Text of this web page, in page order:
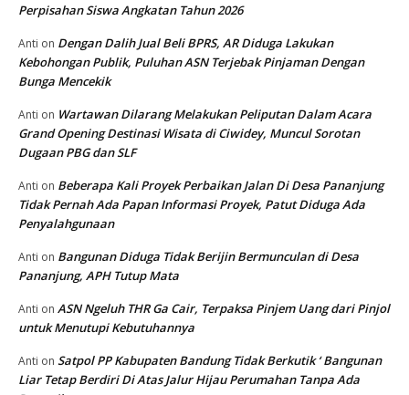
Perpisahan Siswa Angkatan Tahun 2026
Anti on Dengan Dalih Jual Beli BPRS, AR Diduga Lakukan
Kebohongan Publik, Puluhan ASN Terjebak Pinjaman Dengan
Bunga Mencekik
Anti on Wartawan Dilarang Melakukan Peliputan Dalam Acara
Grand Opening Destinasi Wisata di Ciwidey, Muncul Sorotan
Dugaan PBG dan SLF
Anti on Beberapa Kali Proyek Perbaikan Jalan Di Desa Pananjung
Tidak Pernah Ada Papan Informasi Proyek, Patut Diduga Ada
Penyalahgunaan
Anti on Bangunan Diduga Tidak Berijin Bermunculan di Desa
Pananjung, APH Tutup Mata
Anti on ASN Ngeluh THR Ga Cair, Terpaksa Pinjem Uang dari Pinjol
untuk Menutupi Kebutuhannya
Anti on Satpol PP Kabupaten Bandung Tidak Berkutik ‘ Bangunan
Liar Tetap Berdiri Di Atas Jalur Hijau Perumahan Tanpa Ada